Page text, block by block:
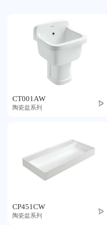
CT001AW
陶瓷盆系列
CP451CW
陶瓷盆系列